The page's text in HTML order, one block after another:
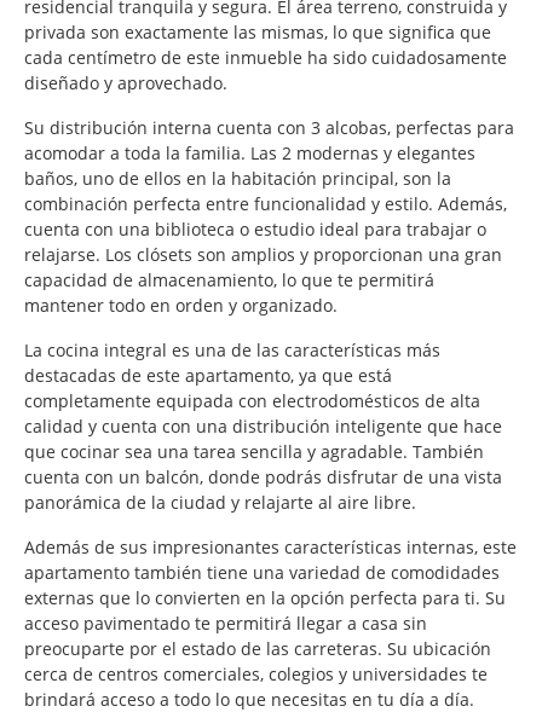
residencial tranquila y segura. El área terreno, construida y
privada son exactamente las mismas, lo que significa que
cada centímetro de este inmueble ha sido cuidadosamente
diseñado y aprovechado.
Su distribución interna cuenta con 3 alcobas, perfectas para
acomodar a toda la familia. Las 2 modernas y elegantes
baños, uno de ellos en la habitación principal, son la
combinación perfecta entre funcionalidad y estilo. Además,
cuenta con una biblioteca o estudio ideal para trabajar o
relajarse. Los clósets son amplios y proporcionan una gran
capacidad de almacenamiento, lo que te permitirá
mantener todo en orden y organizado.
La cocina integral es una de las características más
destacadas de este apartamento, ya que está
completamente equipada con electrodomésticos de alta
calidad y cuenta con una distribución inteligente que hace
que cocinar sea una tarea sencilla y agradable. También
cuenta con un balcón, donde podrás disfrutar de una vista
panorámica de la ciudad y relajarte al aire libre.
Además de sus impresionantes características internas, este
apartamento también tiene una variedad de comodidades
externas que lo convierten en la opción perfecta para ti. Su
acceso pavimentado te permitirá llegar a casa sin
preocuparte por el estado de las carreteras. Su ubicación
cerca de centros comerciales, colegios y universidades te
brindará acceso a todo lo que necesitas en tu día a día.